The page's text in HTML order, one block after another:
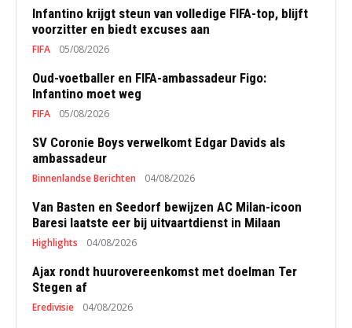
Infantino krijgt steun van volledige FIFA-top, blijft
voorzitter en biedt excuses aan
FIFA 05/08/2026
Oud-voetballer en FIFA-ambassadeur Figo:
Infantino moet weg
FIFA 05/08/2026
SV Coronie Boys verwelkomt Edgar Davids als
ambassadeur
Binnenlandse Berichten 04/08/2026
Van Basten en Seedorf bewijzen AC Milan-icoon
Baresi laatste eer bij uitvaartdienst in Milaan
Highlights 04/08/2026
Ajax rondt huurovereenkomst met doelman Ter
Stegen af
Eredivisie 04/08/2026